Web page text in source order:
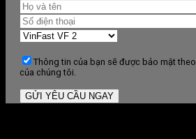
Thông tin của bạn sẽ được bảo mật theo
của chúng tôi.